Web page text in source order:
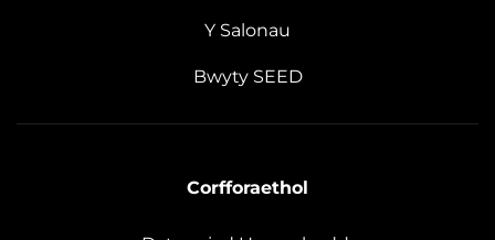
Y Salonau
Bwyty SEED
Corfforaethol